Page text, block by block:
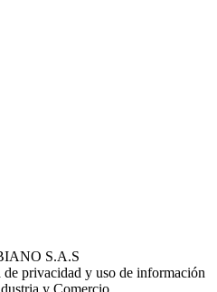
S.A.S
de privacidad y uso de información